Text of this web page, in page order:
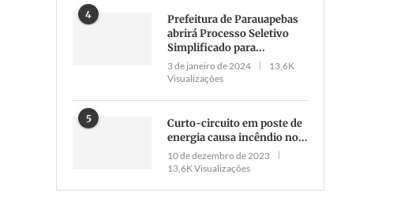
4
Prefeitura de Parauapebas
abrirá Processo Seletivo
Simplificado para...
3 de janeiro de 2024
13,6K
Visualizações
5
Curto-circuito em poste de
energia causa incêndio no...
10 de dezembro de 2023
13,6K Visualizações